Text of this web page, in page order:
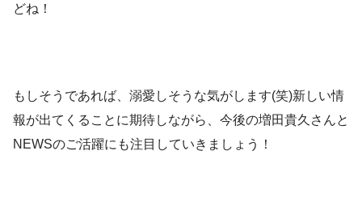
どね！
もしそうであれば、溺愛しそうな気がします(笑)新しい情
報が出てくることに期待しながら、今後の増田貴久さんと
NEWSのご活躍にも注目していきましょう！